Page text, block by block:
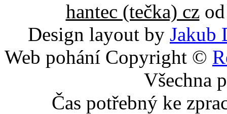
hantec (tečka) czod
Design layout by Jakub
Web pohání Copyright ©
Všechna
Čas potřebný ke